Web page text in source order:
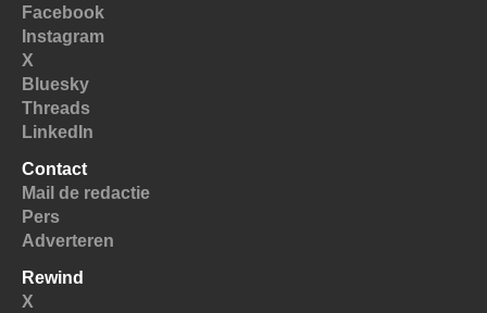
Facebook
Instagram
X
Bluesky
Threads
LinkedIn
Contact
Mail de redactie
Pers
Adverteren
Rewind
X